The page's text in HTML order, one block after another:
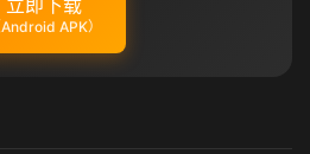
立即下载
Android APK）